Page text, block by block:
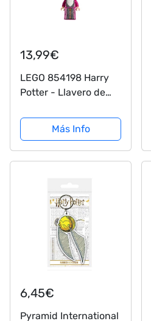
13,99€
LEGO 854198 Harry
Potter - Llavero de
Más Info
6,45€
Pyramid International